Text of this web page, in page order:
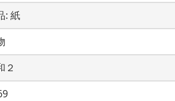
: 紙
２